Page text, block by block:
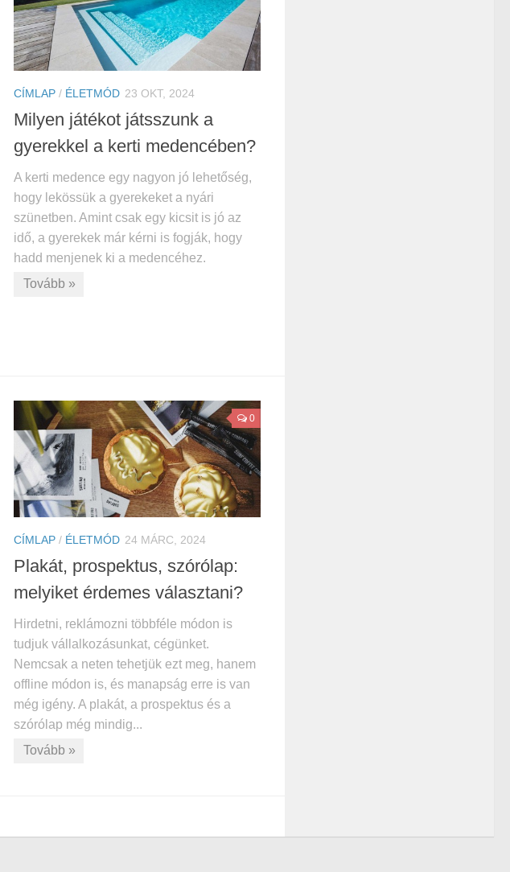
CÍMLAP / ÉLETMÓD 23 OKT, 2024
Milyen játékot játsszunk a
gyerekkel a kerti medencében?
A kerti medence egy nagyon jó lehetőség,
hogy lekössük a gyerekeket a nyári
szünetben. Amint csak egy kicsit is jó az
idő, a gyerekek már kérni is fogják, hogy
hadd menjenek ki a medencéhez.
Tovább »
0
CÍMLAP / ÉLETMÓD 24 MÁRC, 2024
Plakát, prospektus, szórólap:
melyiket érdemes választani?
Hirdetni, reklámozni többféle módon is
tudjuk vállalkozásunkat, cégünket.
Nemcsak a neten tehetjük ezt meg, hanem
offline módon is, és manapság erre is van
még igény. A plakát, a prospektus és a
szórólap még mindig...
Tovább »